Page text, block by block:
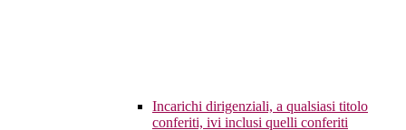
Incarichi dirigenziali, a qualsiasi titolo
conferiti, ivi inclusi quelli conferiti